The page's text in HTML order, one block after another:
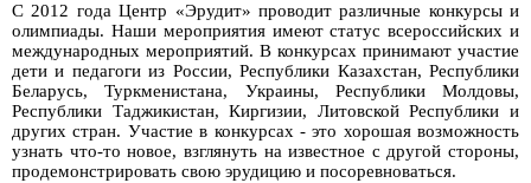
С 2012 года Центр «Эрудит» проводит различные конкурсы и
олимпиады. Наши мероприятия имеют статус всероссийских и
международных мероприятий. В конкурсах принимают участие
дети и педагоги из России, Республики Казахстан, Республики
Беларусь, Туркменистана, Украины, Республики Молдовы,
Республики Таджикистан, Киргизии, Литовской Республики и
других стран. Участие в конкурсах - это хорошая возможность
узнать что-то новое, взглянуть на известное с другой стороны,
продемонстрировать свою эрудицию и посоревноваться.